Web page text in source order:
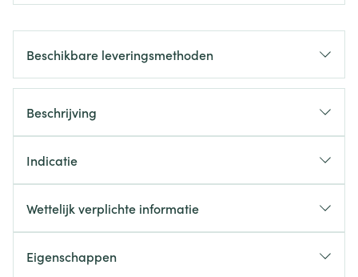
Beschikbare leveringsmethoden
Beschrijving
Indicatie
Wettelijk verplichte informatie
Eigenschappen